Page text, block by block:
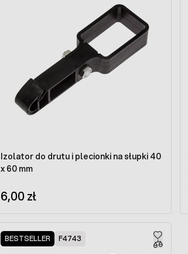
Izolator do drutu i plecionki na słupki 40
x 60 mm
6,00 zł
BESTSELLER F4743